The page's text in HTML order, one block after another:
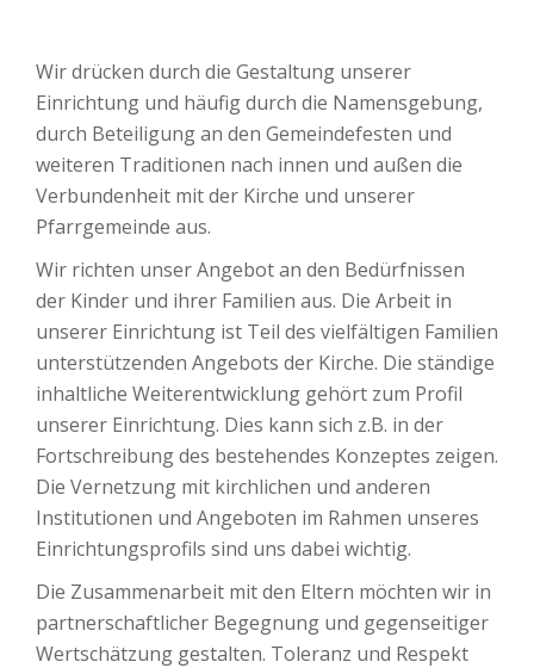
Wir drücken durch die Gestaltung unserer
Einrichtung und häufig durch die Namensgebung,
durch Beteiligung an den Gemeindefesten und
weiteren Traditionen nach innen und außen die
Verbundenheit mit der Kirche und unserer
Pfarrgemeinde aus.
Wir richten unser Angebot an den Bedürfnissen
der Kinder und ihrer Familien aus. Die Arbeit in
unserer Einrichtung ist Teil des vielfältigen Familien
unterstützenden Angebots der Kirche. Die ständige
inhaltliche Weiterentwicklung gehört zum Profil
unserer Einrichtung. Dies kann sich z.B. in der
Fortschreibung des bestehendes Konzeptes zeigen.
Die Vernetzung mit kirchlichen und anderen
Institutionen und Angeboten im Rahmen unseres
Einrichtungsprofils sind uns dabei wichtig.
Die Zusammenarbeit mit den Eltern möchten wir in
partnerschaftlicher Begegnung und gegenseitiger
Wertschätzung gestalten. Toleranz und Respekt